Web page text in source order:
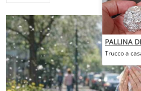
PALLINA
Trucco a